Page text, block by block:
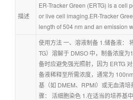
描述
ER-Tracker Green (ERTG) is a cell
or live cell imaging.ER-Tracker
length of 504 nm and an emission
使用方法 一、溶液制备 1.储备液：
TG）溶解于 DMSO 中，制备浓度
备时应避免强光照射，因为 ERTG
备液稀释至所需浓度，通常为
基（如 DMEM、RPMI）或无血清
骤： 活细胞染色 1.在适当的培养基